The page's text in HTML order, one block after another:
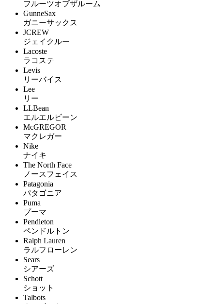
フルーツオブザルーム
GunneSax
ガニーサックス
JCREW
ジェイクルー
Lacoste
ラコステ
Levis
リーバイス
Lee
リー
LLBean
エルエルビーン
McGREGOR
マクレガー
Nike
ナイキ
The North Face
ノースフェイス
Patagonia
パタゴニア
Puma
プーマ
Pendleton
ペンドルトン
Ralph Lauren
ラルフローレン
Sears
シアーズ
Schott
ショット
Talbots